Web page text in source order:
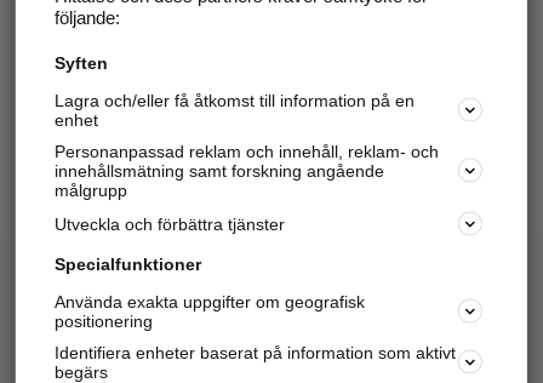
Hitta.se - Gratis nummerupplysning.
Sök företag, personer och platser.
Hitta telefonnummer, adresser, företagsinfo mm.
Marknadsför företaget
Kom igång och annonsera mot
samarbetspartners nära dig.
följande:
Syften
Lagra och/eller få åtkomst till information på en
enhet
Personanpassad reklam och innehåll, reklam- och
innehållsmätning samt forskning angående
målgrupp
Utveckla och förbättra tjänster
Specialfunktioner
Använda exakta uppgifter om geografisk
positionering
Identifiera enheter baserat på information som aktivt
begärs